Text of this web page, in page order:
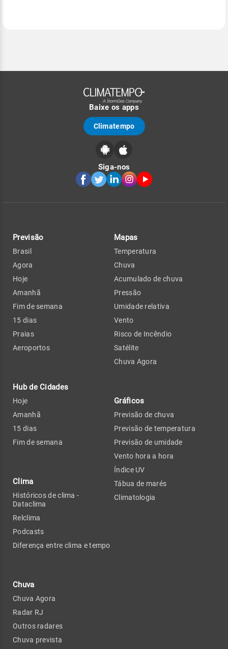
Baixe os apps
Climatempo
Siga-nos
Previsão
Brasil
Agora
Hoje
Amanhã
Fim de semana
15 dias
Praias
Aeroportos
Hub de Cidades
Hoje
Amanhã
15 dias
Fim de semana
Clima
Históricos de clima -
Dataclima
Relclima
Podcasts
Diferença entre clima e tempo
Chuva
Chuva Agora
Radar RJ
Outros radares
Chuva prevista
Mapas
Temperatura
Chuva
Acumulado de chuva
Pressão
Umidade relativa
Vento
Risco de Incêndio
Satélite
Chuva Agora
Gráficos
Previsão de chuva
Previsão de temperatura
Previsão de umidade
Vento hora a hora
Índice UV
Tábua de marés
Climatologia